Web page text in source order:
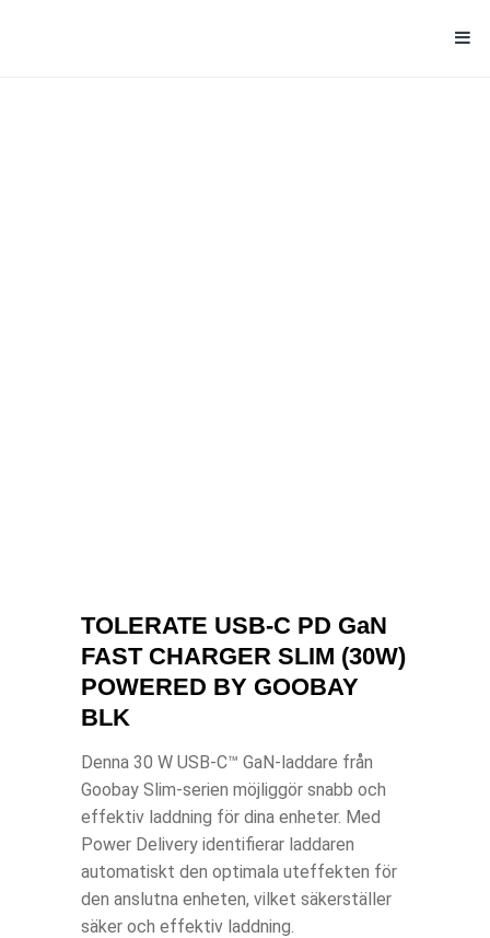
TOLERATE USB-C PD GaN
FAST CHARGER SLIM (30W)
POWERED BY GOOBAY
BLK
Denna 30 W USB-C™ GaN-laddare från
Goobay Slim-serien möjliggör snabb och
effektiv laddning för dina enheter. Med
Power Delivery identifierar laddaren
automatiskt den optimala uteffekten för
den anslutna enheten, vilket säkerställer
säker och effektiv laddning.